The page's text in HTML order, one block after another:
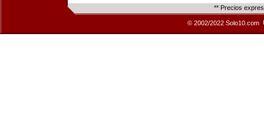
** Precios
© 2002/2022 Solo10.com